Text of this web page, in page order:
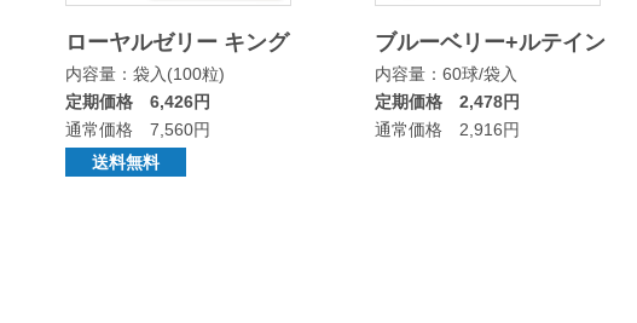
ローヤルゼリー キング
内容量：袋入(100粒)
定期価格 6,426円
通常価格 7,560円
送料無料
ブルーベリー+ルテイン
内容量：60球/袋入
定期価格 2,478円
通常価格 2,916円